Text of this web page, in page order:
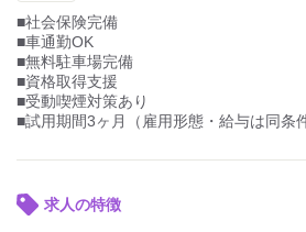
トラックは一人一台なので、
慣れたトラックで安心して業務に集中でき
興味のある方、ご応募お待ちしております
■社会保険完備
■車通勤OK
■無料駐車場完備
■資格取得支援
■受動喫煙対策あり
■試用期間3ヶ月（雇用形態・給与は同条件
求人の特徴